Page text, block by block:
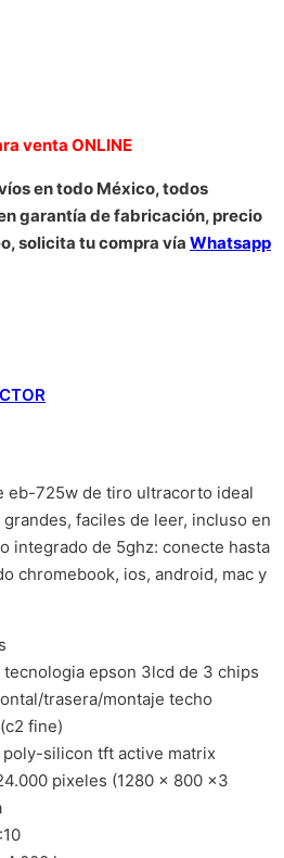
venta ONLINE
en todo México, todos
garantía de fabricación, precio
solicita tu compra vía Whatsapp
eb-725w de tiro ultracorto ideal
faciles de leer, incluso en
integrado de 5ghz: conecte hasta
chromebook, ios, android, mac y
epson 3lcd de 3 chips
trasera/montaje techo
fine)
silicon tft active matrix
pixeles (1280 x 800 x3